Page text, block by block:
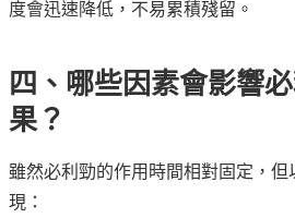
度會迅速降低，不易累積殘留。
四、哪些因素會影響
果？
雖然必利勁的作用時間相對固定，
現：